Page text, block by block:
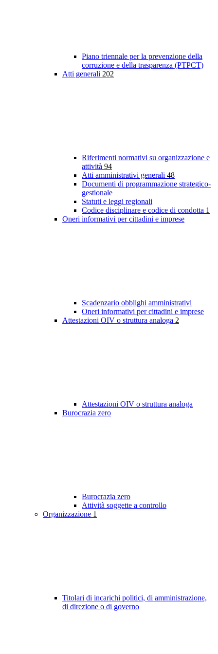
Piano triennale per la prevenzione della
corruzione e della trasparenza (PTPCT)
Atti generali 202
Riferimenti normativi su organizzazione e
attività 94
Atti amministrativi generali 48
Documenti di programmazione strategico-
gestionale
Statuti e leggi regionali
Codice disciplinare e codice di condotta 1
Oneri informativi per cittadini e imprese
Scadenzario obblighi amministrativi
Oneri informativi per cittadini e imprese
Attestazioni OIV o struttura analoga 2
Attestazioni OIV o struttura analoga
Burocrazia zero
Burocrazia zero
Attività soggette a controllo
Organizzazione 1
Titolari di incarichi politici, di amministrazione,
di direzione o di governo